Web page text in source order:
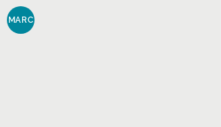
MARC